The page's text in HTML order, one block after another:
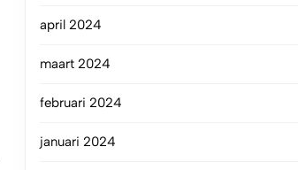
april 2024
maart 2024
februari 2024
januari 2024